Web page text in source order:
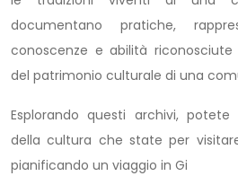
documentano pratiche,
conoscenze e abilità
del patrimonio culturale di una
Esplorando questi archivi,
della cultura che state per
pianificando un viaggio in Gi